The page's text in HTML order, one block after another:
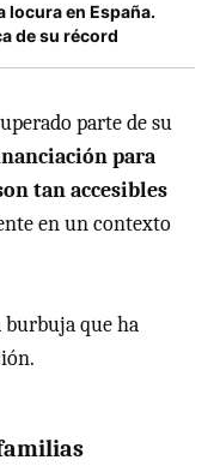
locura en España.
de su récord
parte de su
para
tan accesibles
en un contexto
burbuja que ha